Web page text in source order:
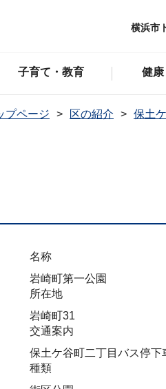
横浜市
子育て・教育 健
プページ 区の紹介 保土
名称
岩崎町第一公園
所在地
岩崎町31
交通案内
保土ケ谷町二丁目バス停下
種類